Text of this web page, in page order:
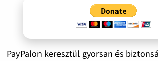
PayPalon keresztül gyorsan és